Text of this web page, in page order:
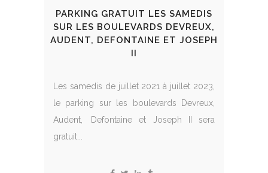
PARKING GRATUIT LES SAMEDIS
SUR LES BOULEVARDS DEVREUX,
AUDENT, DEFONTAINE ET JOSEPH
II
Les samedis de juillet 2021 à juillet 2023,
le parking sur les boulevards Devreux,
Audent, Defontaine et Joseph II sera
gratuit...